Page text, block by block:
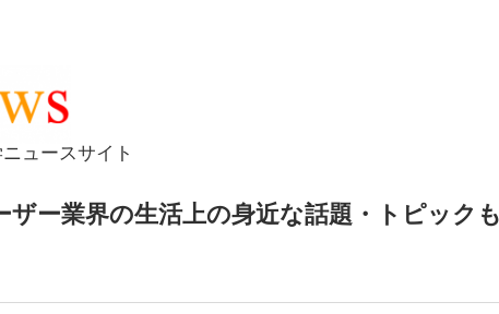
ュースサイト
ザー業界の生活上の身近な話題・トピッ